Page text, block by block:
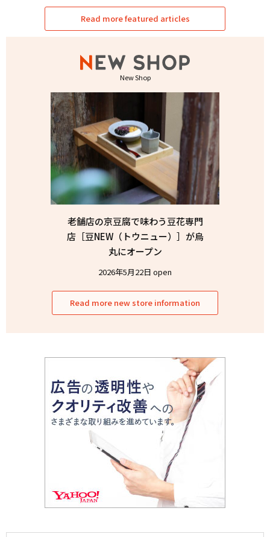
Read more featured articles
New Shop
老舗店の京豆腐で味わう豆花専門
店［豆NEW（トウニュー）］が烏
丸にオープン
2026年5月22日 open
Read more new store information